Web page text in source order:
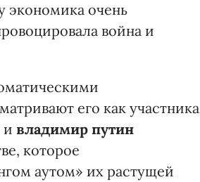
экономика очень
война и
его как участника
и владимир путин
которое
аутом» их растущей